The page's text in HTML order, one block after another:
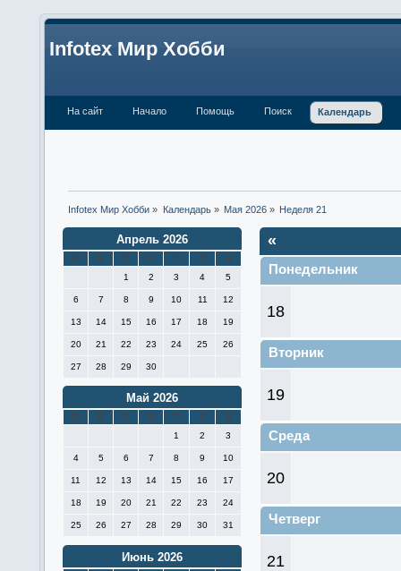
Infotex Мир Хобби
На сайт Начало Помощь Поиск Календарь
Infotex Мир Хобби » Календарь» Мая 2026» Неделя 21
Апрель 2026
П В С Ч П С
В
1
2 3 4 5
6 7 8 9 10 11 12
13 14 15 16 17 18 19
20 21 22 23 24 25 26
27 28 29 30
Май 2026
П В С Ч П С
В
1
2 3
4 5 6 7 8 9 10
11 12 13 14 15 16 17
18 19 20 21 22 23 24
25 26 27 28 29 30 31
Июнь 2026
«
Понедельник
18
Вторник
19
Среда
20
Четверг
21